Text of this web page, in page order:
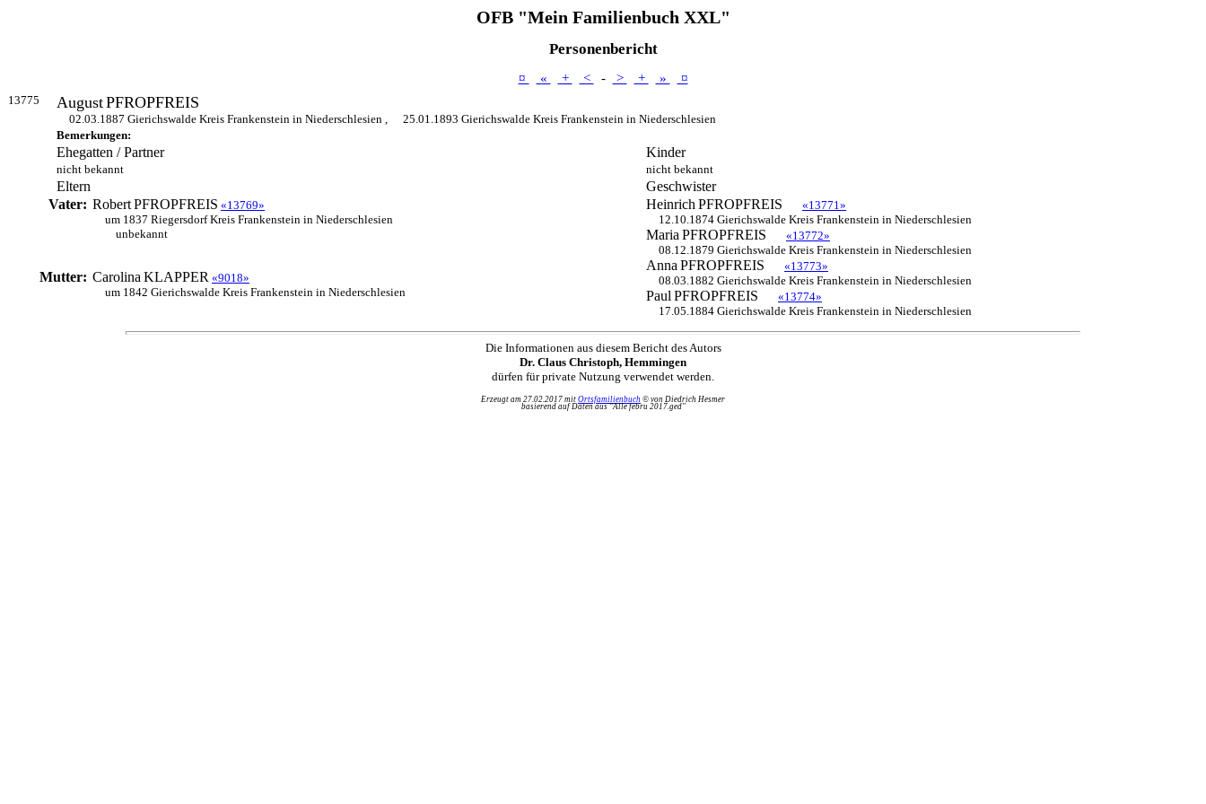
OFB "Mein Familienbuch XXL"
Personenbericht
¤ « + < - > + » ¤
13775 AugustPFROPFREIS
02.03.1887 Gierichswalde Kreis Frankenstein in Niederschlesien ,
25.01.1893 Gierichswalde Kreis Frankenstein in Niederschlesien
Bemerkungen:
Ehegatten / Partner Kinder
nicht bekannt nicht bekannt
Eltern
Geschwister
Vater: RobertPFROPFREIS «13769»
um 1837 Riegersdorf Kreis Frankenstein in Niederschlesien
unbekannt
Heinrich PFROPFREIS
«13771»
12.10.1874 Gierichswalde Kreis Frankenstein in Niederschlesien
Maria PFROPFREIS
«13772»
08.12.1879 Gierichswalde Kreis Frankenstein in Niederschlesien
Anna PFROPFREIS
«13773»
08.03.1882 Gierichswalde Kreis Frankenstein in Niederschlesien
Paul PFROPFREIS
«13774»
17.05.1884 Gierichswalde Kreis Frankenstein in Niederschlesien
Mutter: Carolina KLAPPER «9018»
um 1842 Gierichswalde Kreis Frankenstein in Niederschlesien
Die Informationen aus diesem Bericht des Autors
Dr. Claus Christoph, Hemmingen
dürfen für private Nutzung verwendet werden.
Erzeugt am 27.02.2017 mit Ortsfamilienbuch © von Diedrich Hesmer
basierend auf Daten aus "Alle febru 2017.ged"